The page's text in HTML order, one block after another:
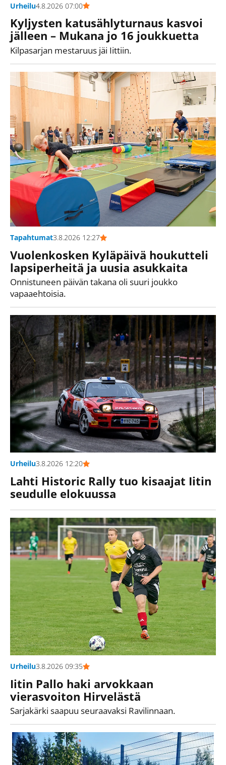
Urheilu4.8.2026 07:00
Kyljysten katusählyturnaus kasvoi
jälleen – Mukana jo 16 joukkuetta
Kilpasarjan mestaruus jäi Iittiin.
Tapahtumat3.8.2026 12:27
Vuolenkosken Kyläpäivä houkutteli
lapsiperheitä ja uusia asukkaita
Onnistuneen päivän takana oli suuri joukko
vapaaehtoisia.
Urheilu3.8.2026 12:20
Lahti Historic Rally tuo kisaajat Iitin
seudulle elokuussa
Urheilu3.8.2026 09:35
Iitin Pallo haki arvokkaan
vierasvoiton Hirvelästä
Sarjakärki saapuu seuraavaksi Ravilinnaan.